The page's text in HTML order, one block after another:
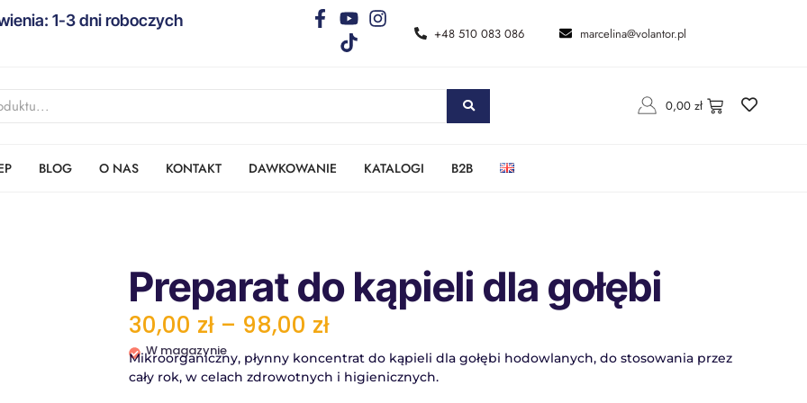
1-3 dni roboczych
+48 510 083 086 marcelina@volantor.pl
0,00 zł
BLOG O NAS KONTAKT DAWKOWANIE KATALOGI B2B
Preparat do kąpieli dla gołębi
30,00 zł – 98,00 zł
W magazynie
Mikroorganiczny, płynny koncentrat do kąpieli dla gołębi hodowlanych, do stosowania przez
cały rok, w celach zdrowotnych i higienicznych.